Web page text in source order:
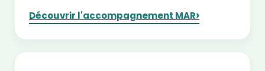
Découvrir l'accompagnement MAR›